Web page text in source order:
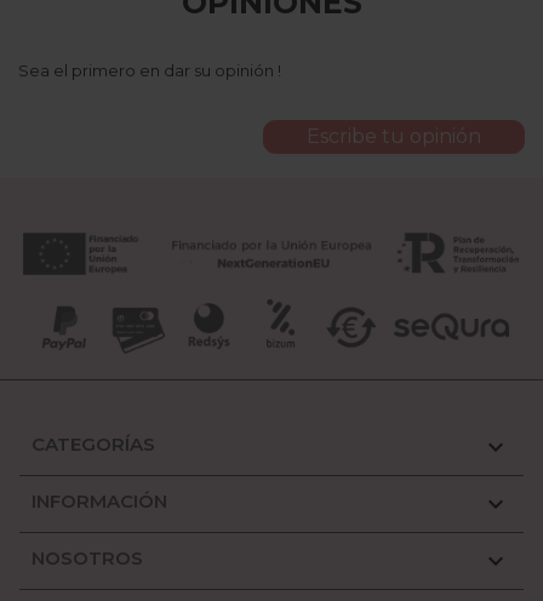
Sea el primero en dar su opinión !
Escribe tu opinión
CATEGORÍAS 
INFORMACIÓN 
NOSOTROS 